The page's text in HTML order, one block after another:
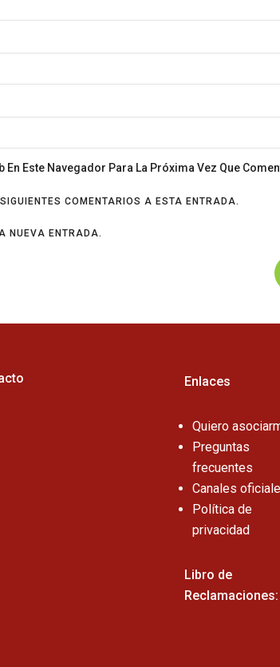
Este Navegador Para La Próxima Vez Que
COMENTARIOS A ESTA ENTRADA.
NUEVA ENTRADA.
Enlaces
Quiero
Preguntas
frecuentes
Canales
Política de
privacidad
Libro de
Reclamaciones: